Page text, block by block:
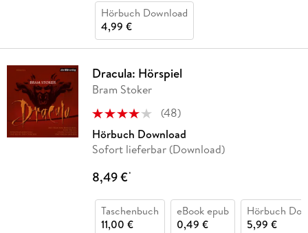
Hörbuch Download
4,99 €
Dracula: Hörspiel
Bram Stoker
(48)
Hörbuch Download
Sofort lieferbar (Download)
8,49 €*
Taschenbuch
11,00 €
eBook epub
0,49 €
Hörbuch
5,99 €